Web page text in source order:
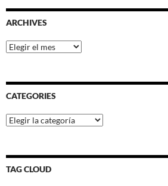
ARCHIVES
Archives
CATEGORIES
Categories
TAG CLOUD